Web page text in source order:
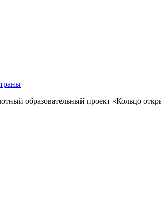
образовательный проект «Кольцо